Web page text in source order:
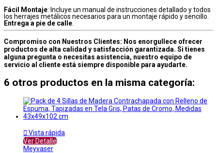
Fácil Montaje: Incluye un manual de instrucciones detallado y todos
los herrajes metálicos necesarios para un montaje rápido y sencillo.
Entrega a pie de calle
Compromiso con Nuestros Clientes: Nos enorgullece ofrecer
productos de alta calidad y satisfacción garantizada. Si tienes
alguna pregunta o necesitas asistencia, nuestro equipo de
servicio al cliente está siempre disponible para ayudarte.
6 otros productos en la misma categoría:
 Vista rápida
Ver Detalle
Meyvaser